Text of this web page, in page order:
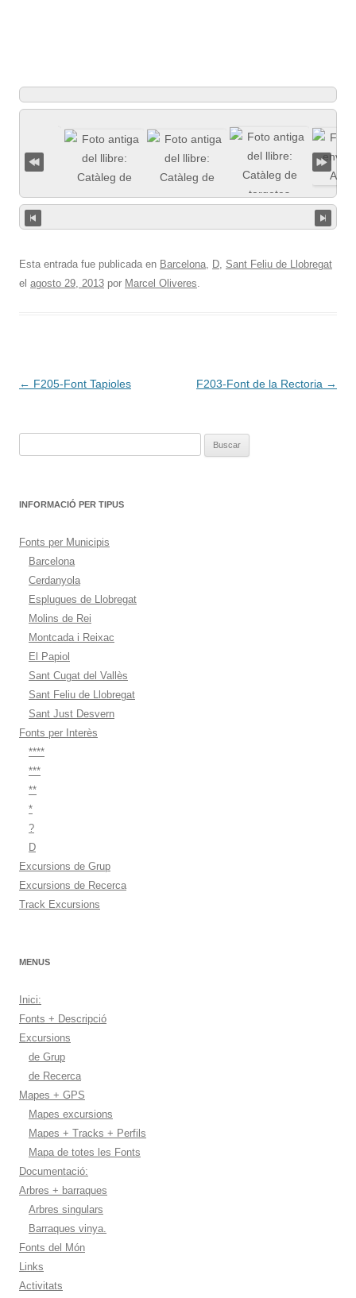
Esta entrada fue publicada en Barcelona, D, Sant Feliu de Llobregat
el agosto 29, 2013 por Marcel Oliveres.
Navegación
← F205-Font Tapioles F203-Font de la Rectoria →
INFORMACIÓ PER TIPUS
Fonts per Municipis
Barcelona
Cerdanyola
Esplugues de Llobregat
Molins de Rei
Montcada i Reixac
El Papiol
Sant Cugat del Vallès
Sant Feliu de Llobregat
Sant Just Desvern
Fonts per Interès
****
***
**
*
?
D
Excursions de Grup
Excursions de Recerca
Track Excursions
MENUS
Inici:
Fonts + Descripció
Excursions
de Grup
de Recerca
Mapes + GPS
Mapes excursions
Mapes + Tracks + Perfils
Mapa de totes les Fonts
Documentació:
Arbres + barraques
Arbres singulars
Barraques vinya.
Fonts del Món
Links
Activitats